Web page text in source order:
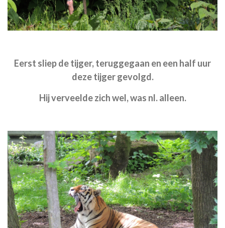
Eerst sliep de tijger, teruggegaan en een half uur
deze tijger gevolgd.
Hij verveelde zich wel, was nl. alleen.